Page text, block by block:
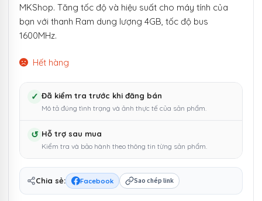
MKShop. Tăng tốc độ và hiệu suất cho máy tính của
bạn với thanh Ram dung lượng 4GB, tốc độ bus
1600MHz.
Hết hàng
✓ Đã kiểm tra trước khi đăng bán
Mô tả đúng tình trạng và ảnh thực tế của sản phẩm.
↺ Hỗ trợ sau mua
Kiểm tra và bảo hành theo thông tin từng sản phẩm.
Chia sẻ: Facebook Sao chép link